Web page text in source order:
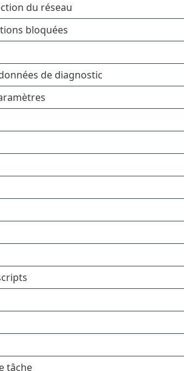
du réseau
bloquées
de diagnostic
tâche